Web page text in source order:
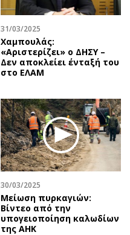
31/03/2025
Χαμπουλάς:
«Αριστερίζει» ο ΔΗΣΥ –
Δεν αποκλείει ένταξή του
στο ΕΛΑΜ
30/03/2025
Μείωση πυρκαγιών:
Βίντεο από την
υπογειοποίηση καλωδίων
της ΑΗΚ